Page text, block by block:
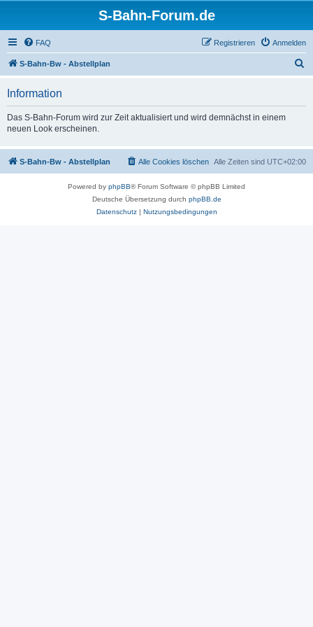
S-Bahn-Forum.de
FAQ Anmelden
Registrieren
S-Bahn-Bw - Abstellplan
Information
Das S-Bahn-Forum wird zur Zeit aktualisiert und wird demnächst in einem
neuen Look erscheinen.
S-Bahn-Bw - Abstellplan Alle Zeiten sind UTC+02:00
Alle Cookies löschen
Powered by phpBB® Forum Software © phpBB Limited
Deutsche Übersetzung durch phpBB.de
Datenschutz| Nutzungsbedingungen